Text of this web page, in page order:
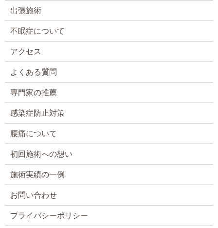
出張施術
不眠症について
アクセス
よくある質問
専門家の推薦
感染症防止対策
腰痛について
初回施術への想い
施術実績の一例
お問い合わせ
プライバシーポリシー